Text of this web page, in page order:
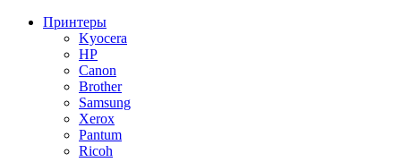
Принтеры
Kyocera
HP
Canon
Brother
Samsung
Xerox
Pantum
Ricoh